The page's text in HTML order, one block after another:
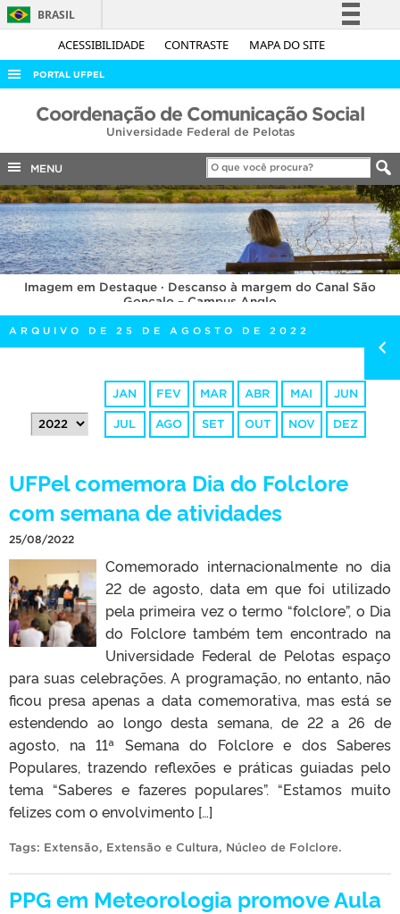
ACESSIBILIDADE CONTRASTE MAPA DO SITE
BRASIL
Simplifique!
Acesso à informação
Legislação
Canais
PORTAL UFPEL
ACESSO À INFORMAÇÃO
COBALTO
CONCURSOS
EDITAIS
INTERNACIONAL
OUVIDORIA
PORTARIAS
TELEFONES
Coordenação de Comunicação Social
Universidade Federal de Pelotas
MENU
Imagem em Destaque · Descanso à margem do Canal São
Gonçalo – Campus Anglo
ARQUIVO DE 25 DE AGOSTO DE 2022
JAN FEV MAR ABR MAI JUN
JUL AGO SET OUT NOV DEZ
UFPel comemora Dia do Folclore
com semana de atividades
25/08/2022
Comemorado internacionalmente no dia
22 de agosto, data em que foi utilizado
pela primeira vez o termo “folclore”, o Dia
do Folclore também tem encontrado na
Universidade Federal de Pelotas espaço
para suas celebrações. A programação, no entanto, não
ficou presa apenas a data comemorativa, mas está se
estendendo ao longo desta semana, de 22 a 26 de
agosto, na 11ª Semana do Folclore e dos Saberes
Populares, trazendo reflexões e práticas guiadas pelo
tema “Saberes e fazeres populares”. “Estamos muito
felizes com o envolvimento […]
Tags: Extensão, Extensão e Cultura, Núcleo de Folclore.
PPG em Meteorologia promove Aula